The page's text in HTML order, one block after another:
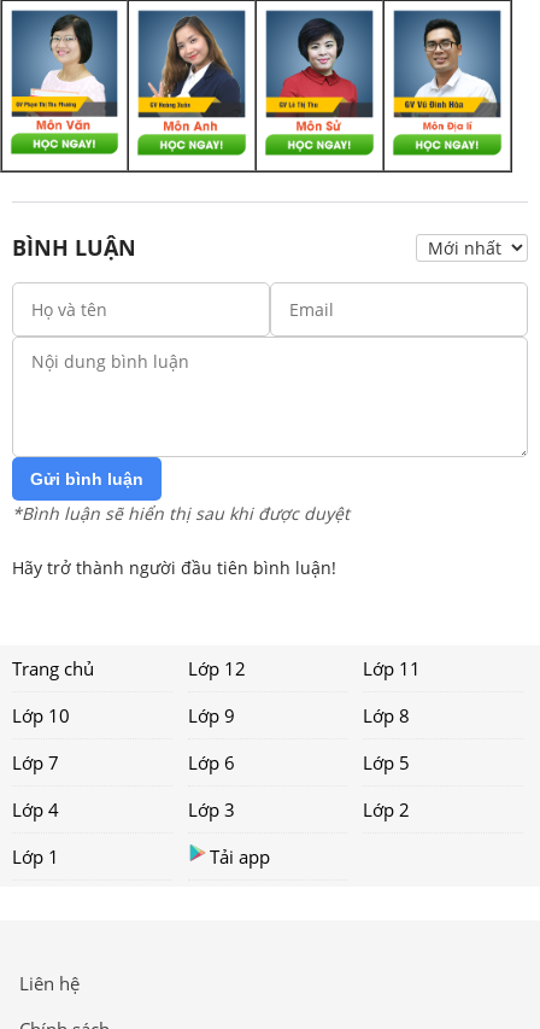
BÌNH LUẬN
Gửi bình luận
*Bình luận sẽ hiển thị sau khi được duyệt
Hãy trở thành người đầu tiên bình luận!
Trang chủ Lớp 12
Lớp 11
Lớp 10
Lớp 9
Lớp 8
Lớp 7
Lớp 6
Lớp 5
Lớp 4
Lớp 3
Lớp 2
Lớp 1
Tải app
Liên hệ